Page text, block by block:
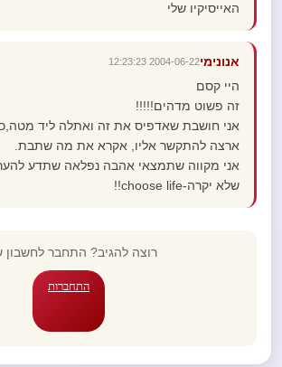
האייסיקיו שלי
אנונימי2004-06-22 12:23:23
היי קסם
זה פשוט מדהים!!!!!
אני חושבת שאדפיס את זה ואתלה ליד
ארצה להתקשר אליו, אקרא את מה שתבת.
אני מקווה שתמצאי אהבה נפלאה שתדע
שלא יקרה-choose life!!
רוצה להגיב? התחבר לחשבון
התחברות